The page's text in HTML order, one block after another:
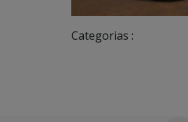
Categorias :